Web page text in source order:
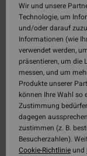
Wir und unsere
Technologie, um
und/oder darauf
Informationen (wie
verwendet werden,
präsentieren, um die
messen, und um
Produkte unserer
können Ihre Wahl so
Zustimmung
dagegen
zustimmen (z. B.
Besucherzahlen).
Cookie-Richtlinieund